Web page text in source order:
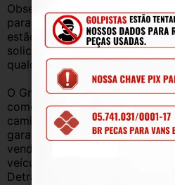
Observação: Considerando
para retirada de peças
estão anunciadas, desta
solicitar qualquer peça, de
qualquer um de nossos
O Grupo Br Truck Peças está
comercializando peças para
caminhonetes, automóveis e
garantia de procedência e
vendidos somente com Nota
veículo sucata – TODOS
Detran.